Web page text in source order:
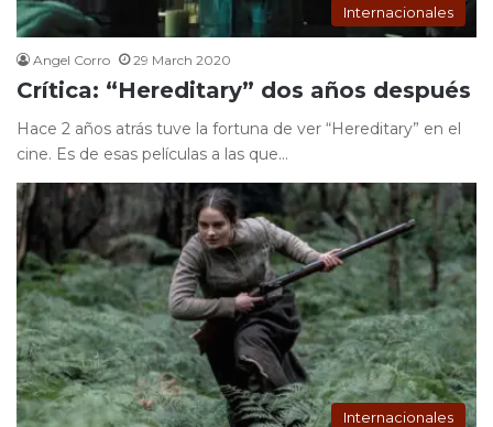
Internacionales
Angel Corro 29 March 2020
Crítica: “Hereditary” dos años después
Hace 2 años atrás tuve la fortuna de ver “Hereditary” en el
cine. Es de esas películas a las que…
Internacionales